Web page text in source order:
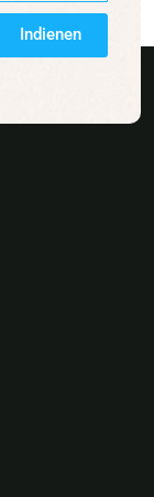
Indienen